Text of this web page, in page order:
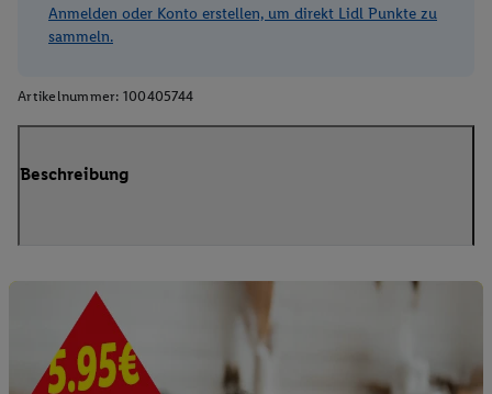
Anmelden oder Konto erstellen, um direkt Lidl Punkte zu
sammeln.
Artikelnummer: 100405744
Beschreibung